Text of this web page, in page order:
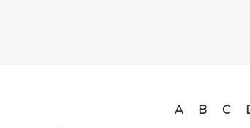
A B C